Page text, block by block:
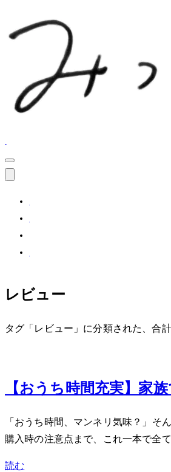
レビュー
タグ「レビュー」に分類された、合計
【おうち時間充実】家
「おうち時間、マンネリ気味…？」
購入時の注意点まで、これ一本で全
読む